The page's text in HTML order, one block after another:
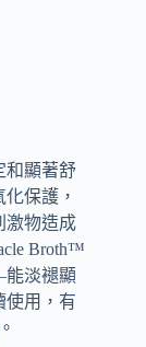
和顯著舒
保護，
激物造成
Broth™
淡褪顯
使用，有